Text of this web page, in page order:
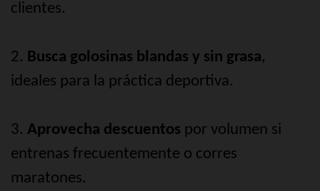
clientes.
2. Busca golosinas blandas y sin grasa,
ideales para la práctica deportiva.
3. Aprovecha descuentos por volumen si
entrenas frecuentemente o corres
maratones.